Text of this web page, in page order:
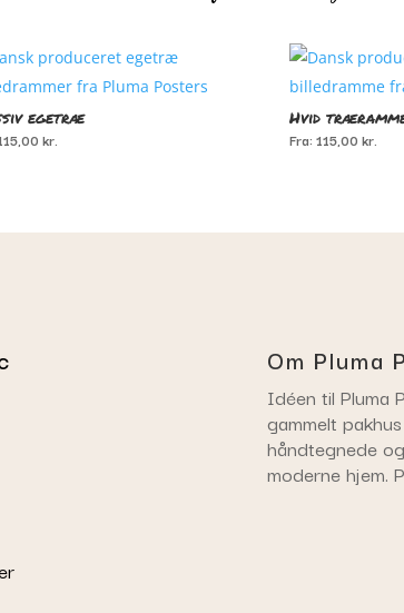
egetræ
kr.
Hvid
Fra: 115,00 kr.
Om Pluma
Idéen til Pluma
gammelt
håndtegnede
moderne hjem.